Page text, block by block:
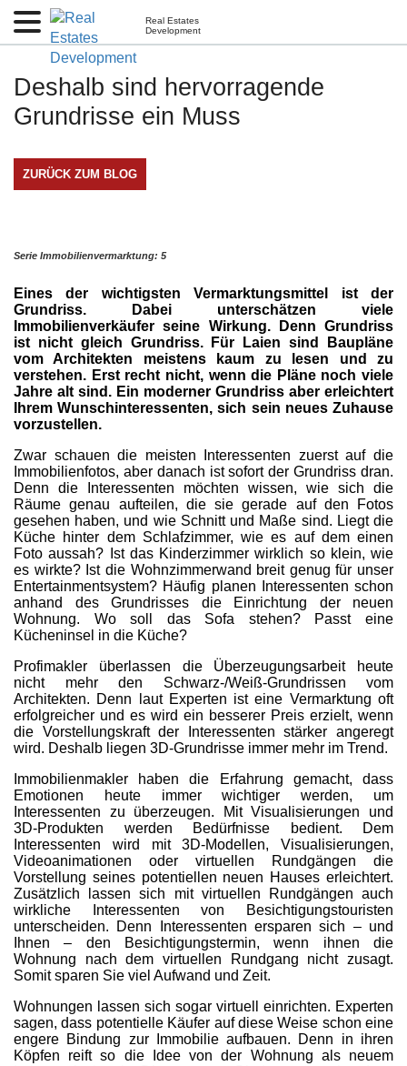
Real Estates
Development
Deshalb sind hervorragende
Grundrisse ein Muss
ZURÜCK ZUM BLOG
Serie Immobilienvermarktung: 5
Eines der wichtigsten Vermarktungsmittel ist der
Grundriss. Dabei unterschätzen viele
Immobilienverkäufer seine Wirkung. Denn Grundriss
ist nicht gleich Grundriss. Für Laien sind Baupläne
vom Architekten meistens kaum zu lesen und zu
verstehen. Erst recht nicht, wenn die Pläne noch viele
Jahre alt sind. Ein moderner Grundriss aber erleichtert
Ihrem Wunschinteressenten, sich sein neues Zuhause
vorzustellen.
Zwar schauen die meisten Interessenten zuerst auf die
Immobilienfotos, aber danach ist sofort der Grundriss dran.
Denn die Interessenten möchten wissen, wie sich die
Räume genau aufteilen, die sie gerade auf den Fotos
gesehen haben, und wie Schnitt und Maße sind. Liegt die
Küche hinter dem Schlafzimmer, wie es auf dem einen
Foto aussah? Ist das Kinderzimmer wirklich so klein, wie
es wirkte? Ist die Wohnzimmerwand breit genug für unser
Entertainmentsystem? Häufig planen Interessenten schon
anhand des Grundrisses die Einrichtung der neuen
Wohnung. Wo soll das Sofa stehen? Passt eine
Kücheninsel in die Küche?
Profimakler überlassen die Überzeugungsarbeit heute
nicht mehr den Schwarz-/Weiß-Grundrissen vom
Architekten. Denn laut Experten ist eine Vermarktung oft
erfolgreicher und es wird ein besserer Preis erzielt, wenn
die Vorstellungskraft der Interessenten stärker angeregt
wird. Deshalb liegen 3D-Grundrisse immer mehr im Trend.
Immobilienmakler haben die Erfahrung gemacht, dass
Emotionen heute immer wichtiger werden, um
Interessenten zu überzeugen. Mit Visualisierungen und
3D-Produkten werden Bedürfnisse bedient. Dem
Interessenten wird mit 3D-Modellen, Visualisierungen,
Videoanimationen oder virtuellen Rundgängen die
Vorstellung seines potentiellen neuen Hauses erleichtert.
Zusätzlich lassen sich mit virtuellen Rundgängen auch
wirkliche Interessenten von Besichtigungstouristen
unterscheiden. Denn Interessenten ersparen sich – und
Ihnen – den Besichtigungstermin, wenn ihnen die
Wohnung nach dem virtuellen Rundgang nicht zusagt.
Somit sparen Sie viel Aufwand und Zeit.
Wohnungen lassen sich sogar virtuell einrichten. Experten
sagen, dass potentielle Käufer auf diese Weise schon eine
engere Bindung zur Immobilie aufbauen. Denn in ihren
Köpfen reift so die Idee von der Wohnung als neuem